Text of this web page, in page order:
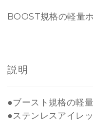
BOOST規格の軽量
説明
●ブースト規格の軽
●ステンレスアイレ